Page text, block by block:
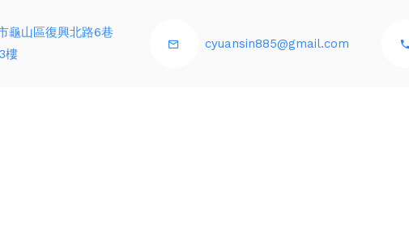
龜山區復興北路6巷
樓
cyuansin885@gmail.com